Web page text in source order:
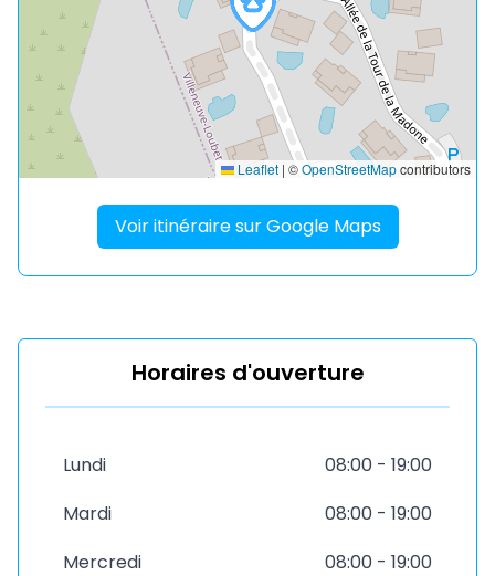
Leaflet | ©OpenStreetMapcontributors
Voir itinéraire sur Google Maps
Horaires d'ouverture
Lundi
08:00 - 19:00
Mardi
08:00 - 19:00
Mercredi
08:00 - 19:00